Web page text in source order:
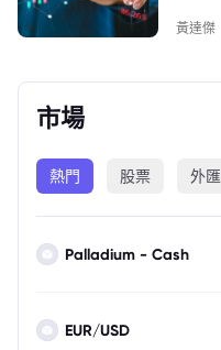
黃達傑
市場
熱門 股票 外匯
Palladium - Cash
EUR/USD